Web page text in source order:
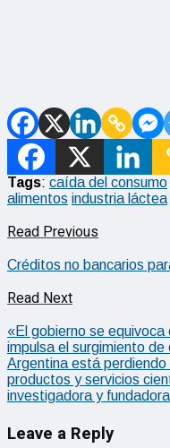
Tags: caída del consumo
alimentos industria láctea
Read Previous
Créditos no bancarios
Read Next
«El gobierno se equivoca
impulsa el surgimiento
Argentina está
productos y servicios
investigadora y
Leave a Reply